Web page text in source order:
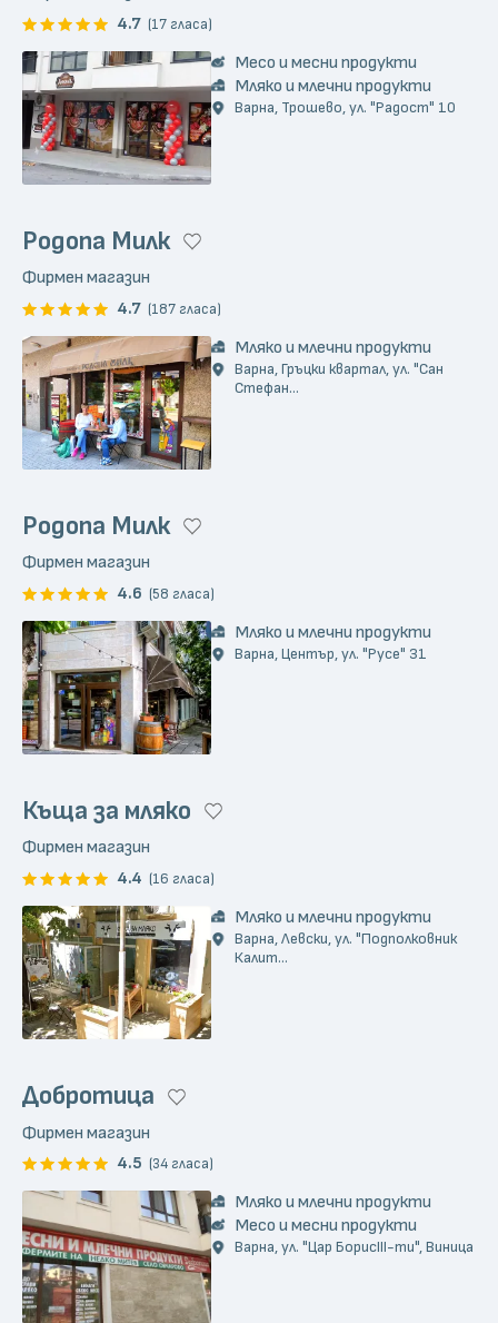
4.7 (17 гласа)
Месо и месни продукти
Мляко и млечни продукти
Варна, Трошево, ул. "Радост" 10
Родопа Милк
Фирмен магазин
4.7 (187 гласа)
Мляко и млечни продукти
Варна, Гръцки квартал, ул. "Сан
Стефан...
Родопа Милк
Фирмен магазин
4.6 (58 гласа)
Мляко и млечни продукти
Варна, Център, ул. "Русе" 31
Къща за мляко
Фирмен магазин
4.4 (16 гласа)
Мляко и млечни продукти
Варна, Левски, ул. "Подполковник
Калит...
Добротица
Фирмен магазин
4.5 (34 гласа)
Мляко и млечни продукти
Месо и месни продукти
Варна, ул. "Цар БорисIII-ти", Виница